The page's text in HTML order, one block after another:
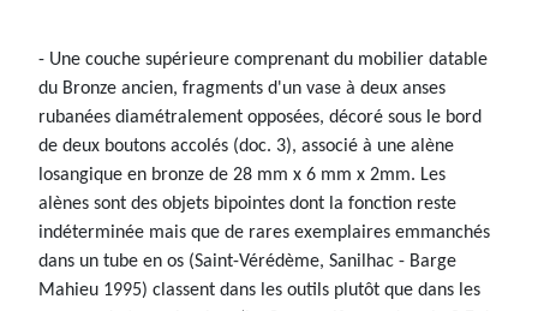
- Une couche supérieure comprenant du mobilier datable
du Bronze ancien, fragments d'un vase à deux anses
rubanées diamétralement opposées, décoré sous le bord
de deux boutons accolés (doc. 3), associé à une alène
losangique en bronze de 28 mm x 6 mm x 2mm. Les
alènes sont des objets bipointes dont la fonction reste
indéterminée mais que de rares exemplaires emmanchés
dans un tube en os (Saint-Vérédème, Sanilhac - Barge
Mahieu 1995) classent dans les outils plutôt que dans les